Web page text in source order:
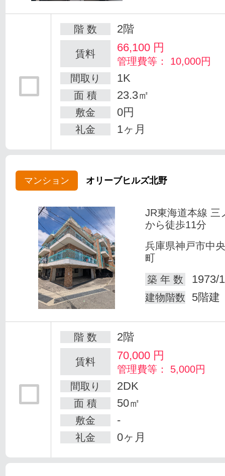
階 数 2階
賃料 66,100 円
管理費等： 10,000円
間取り
1K
面 積 23.3㎡
敷金 0円
礼金 1ヶ月
マンション オリーブヒルズ北野
JR東海道本線 三
から徒歩11分
兵庫県神戸市中
町
築 年 数
1973/
建物階数 5階建
階 数 2階
賃料 70,000 円
管理費等： 5,000円
間取り
2DK
面 積 50㎡
敷金 -
礼金 0ヶ月